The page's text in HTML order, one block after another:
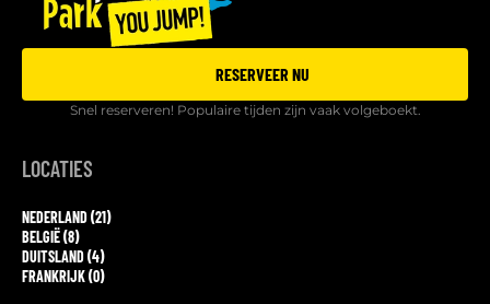
RESERVEER NU
Snel reserveren! Populaire tijden zijn vaak volgeboekt.
LOCATIES
NEDERLAND (21)
BELGIË (8)
DUITSLAND (4)
FRANKRIJK (0)